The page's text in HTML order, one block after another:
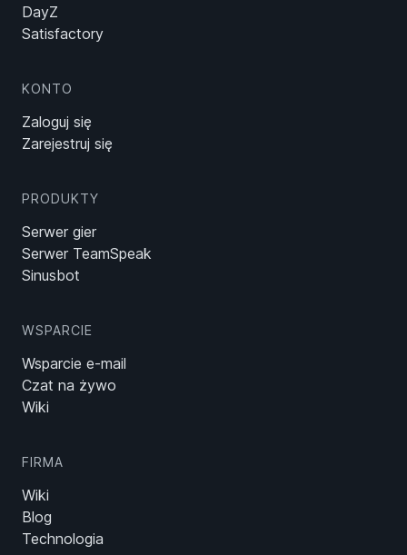
DayZ
Satisfactory
KONTO
Zaloguj się
Zarejestruj się
PRODUKTY
Serwer gier
Serwer TeamSpeak
Sinusbot
WSPARCIE
Wsparcie e-mail
Czat na żywo
Wiki
FIRMA
Wiki
Blog
Technologia